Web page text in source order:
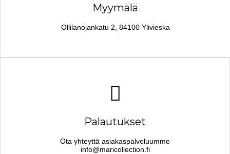
Myymälä
Ollilanojankatu 2, 84100 Ylivieska
Palautukset
Ota yhteyttä asiakaspalveluumme
info@maricollection.fi